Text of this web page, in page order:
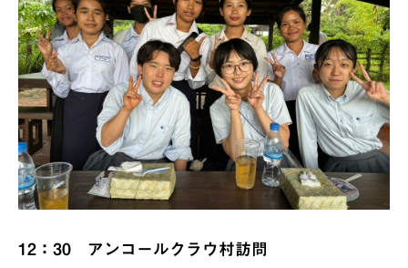
12：30 アンコールクラウ村訪問